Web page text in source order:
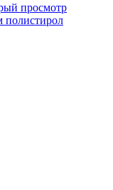
просмотр
полистирол